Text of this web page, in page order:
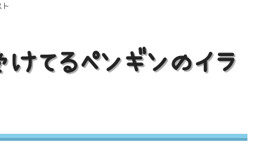
けてるペンギンのイラ